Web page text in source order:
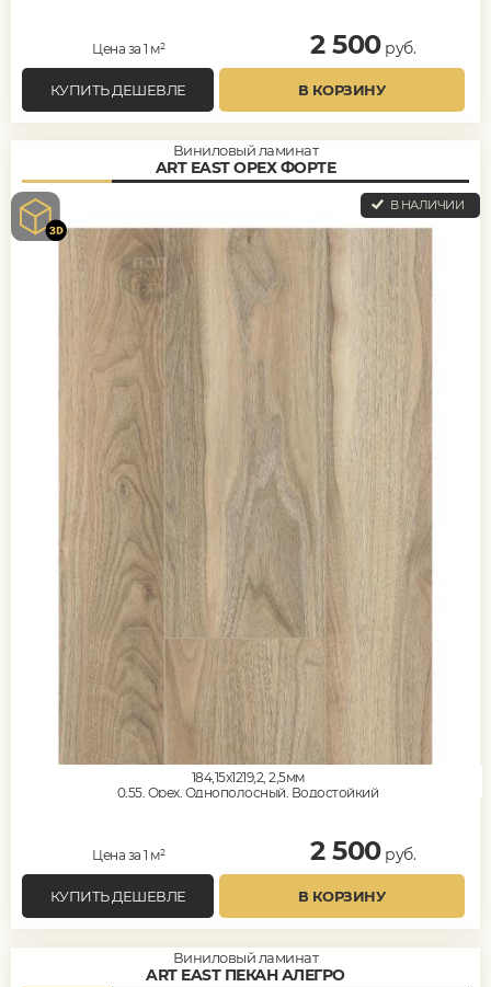
Цена за 1 м² 2 500руб.
КУПИТЬ ДЕШЕВЛЕ В КОРЗИНУ
Виниловый ламинат
ART EAST ОРЕХ ФОРТЕ
В НАЛИЧИИ
184,15x1219,2, 2,5мм
0,55, Орех, Однополосный, Водостойкий
Цена за 1 м² 2 500руб.
КУПИТЬ ДЕШЕВЛЕ В КОРЗИНУ
Виниловый ламинат
ART EAST ПЕКАН АЛЕГРО